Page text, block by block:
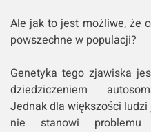
Ale jak to jest możliwe, że
powszechne w populacji?
Genetyka tego zjawiska
dziedziczeniem
Jednak dla większości
nie stanowi problemu